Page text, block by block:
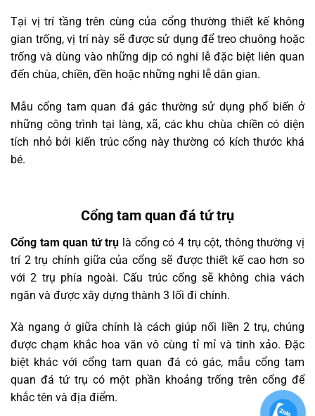
Tại vị trí tầng trên cùng của cổng thường thiết kế không
gian trống, vị trí này sẽ được sử dụng để treo chuông hoặc
trống và dùng vào những dịp có nghi lễ đặc biệt liên quan
đến chùa, chiền, đền hoặc những nghi lễ dân gian.
Mẫu cổng tam quan đá gác thường sử dụng phổ biến ở
những công trình tại làng, xã, các khu chùa chiền có diện
tích nhỏ bởi kiến trúc cổng này thường có kích thước khá
bé.
Cổng tam quan đá tứ trụ
Cổng tam quan tứ trụ là cổng có 4 trụ cột, thông thường vị
trí 2 trụ chính giữa của cổng sẽ được thiết kế cao hơn so
với 2 trụ phía ngoài. Cấu trúc cổng sẽ không chia vách
ngăn và được xây dựng thành 3 lối đi chính.
Xà ngang ở giữa chính là cách giúp nối liền 2 trụ, chúng
được chạm khắc hoa văn vô cùng tỉ mỉ và tinh xảo. Đặc
biệt khác với cổng tam quan đá có gác, mẫu cổng tam
quan đá tứ trụ có một phần khoảng trống trên cổng để
khắc tên và địa điểm.